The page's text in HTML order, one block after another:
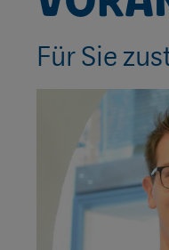
Für Sie